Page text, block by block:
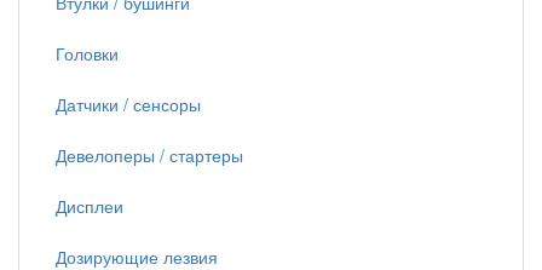
Головки
Датчики / сенсоры
Девелоперы / стартеры
Дисплеи
Дозирующие лезвия